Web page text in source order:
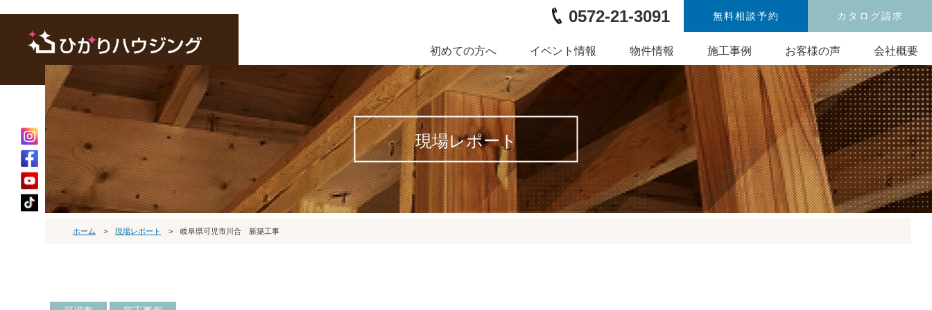
0572-21-3091 無料相談予約 カタログ請求
初めての方へ イベント情報 物件情報 施工事例 お客様の声 会社概要
現場レポート
ホーム > 現場レポート > 岐阜県可児市川合 新築工事